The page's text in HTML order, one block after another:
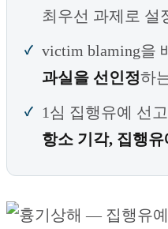
최우선 과제로 설
victim blaming을
과실을 선인정하
1심 집행유예 선
항소 기각, 집행